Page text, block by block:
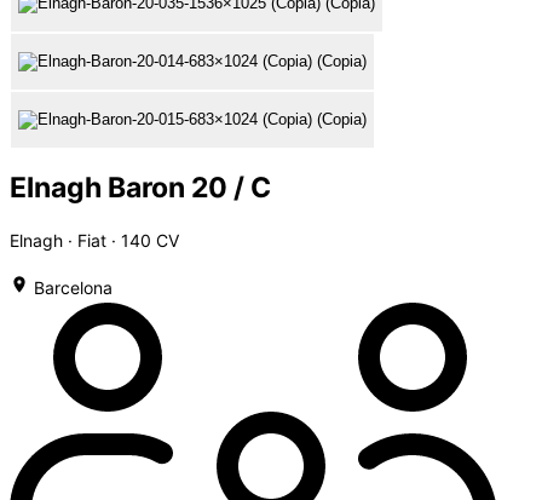
Elnagh Baron 20 / C
Elnagh · Fiat · 140 CV
Barcelona